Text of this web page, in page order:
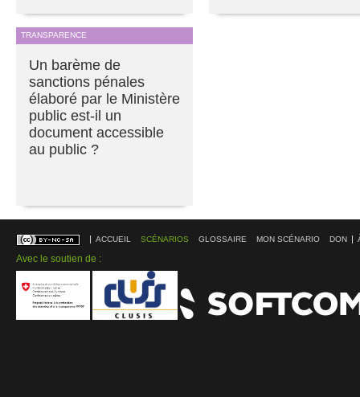
TRANSPARENCE
Un barème de
sanctions pénales
élaboré par le Ministère
public est-il un
document accessible
au public ?
ACCUEIL SCÉNARIOS GLOSSAIRE MON SCÉNARIO DON
Avec le soutien de :